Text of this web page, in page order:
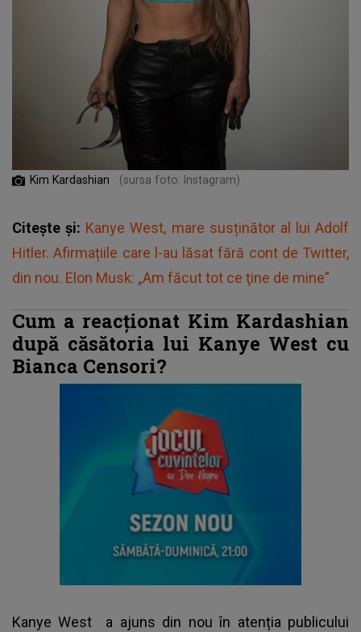
Kim Kardashian (sursa foto: Instagram)
Citește și: Kanye West, mare susținător al lui Adolf
Hitler. Afirmațiile care l-au lăsat fără cont de Twitter,
din nou. Elon Musk: „Am făcut tot ce ţine de mine”
Cum a reacționat Kim Kardashian
după căsătoria lui Kanye West cu
Bianca Censori?
Kanye West
a ajuns din nou în atenția publicului